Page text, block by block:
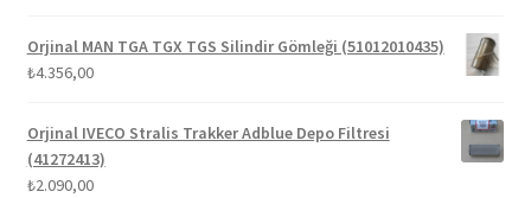
Orjinal MAN TGA TGX TGS Silindir Gömleği (51012010435)
₺4.356,00
Orjinal IVECO Stralis Trakker Adblue Depo Filtresi
(41272413)
₺2.090,00